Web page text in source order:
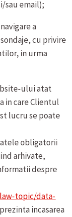
sau email);
a
cu privire
in urma
ului atat
in care Clientul
lucru se poate
obligatorii
arhivate,
despre
topic/data-
incasarea